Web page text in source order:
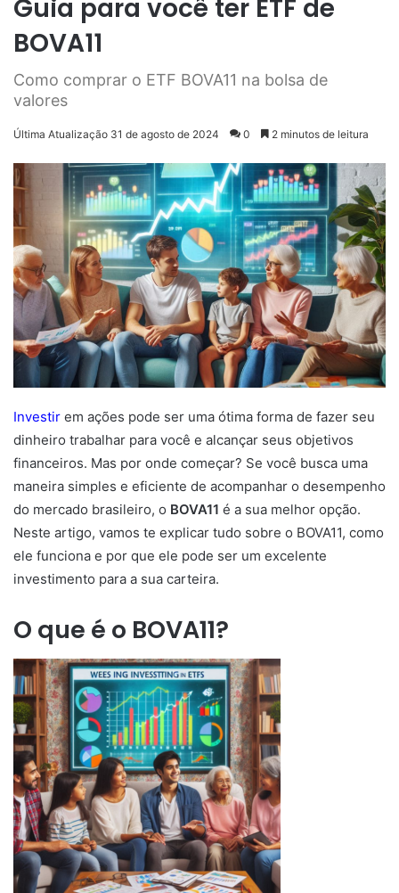
Guia para você ter ETF de
BOVA11
Como comprar o ETF BOVA11 na bolsa de
valores
Última Atualização 31 de agosto de 2024 0 2 minutos de leitura
Investir em ações pode ser uma ótima forma de fazer seu
dinheiro trabalhar para você e alcançar seus objetivos
financeiros. Mas por onde começar? Se você busca uma
maneira simples e eficiente de acompanhar o desempenho
do mercado brasileiro, o BOVA11 é a sua melhor opção.
Neste artigo, vamos te explicar tudo sobre o BOVA11, como
ele funciona e por que ele pode ser um excelente
investimento para a sua carteira.
O que é o BOVA11?